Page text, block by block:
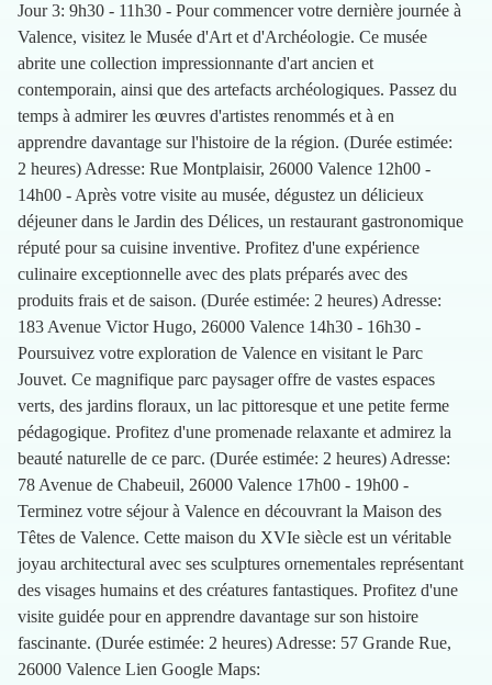
Jour 3: 9h30 - 11h30 - Pour commencer votre dernière journée à
Valence, visitez le Musée d'Art et d'Archéologie. Ce musée
abrite une collection impressionnante d'art ancien et
contemporain, ainsi que des artefacts archéologiques. Passez du
temps à admirer les œuvres d'artistes renommés et à en
apprendre davantage sur l'histoire de la région. (Durée estimée:
2 heures) Adresse: Rue Montplaisir, 26000 Valence 12h00 -
14h00 - Après votre visite au musée, dégustez un délicieux
déjeuner dans le Jardin des Délices, un restaurant gastronomique
réputé pour sa cuisine inventive. Profitez d'une expérience
culinaire exceptionnelle avec des plats préparés avec des
produits frais et de saison. (Durée estimée: 2 heures) Adresse:
183 Avenue Victor Hugo, 26000 Valence 14h30 - 16h30 -
Poursuivez votre exploration de Valence en visitant le Parc
Jouvet. Ce magnifique parc paysager offre de vastes espaces
verts, des jardins floraux, un lac pittoresque et une petite ferme
pédagogique. Profitez d'une promenade relaxante et admirez la
beauté naturelle de ce parc. (Durée estimée: 2 heures) Adresse:
78 Avenue de Chabeuil, 26000 Valence 17h00 - 19h00 -
Terminez votre séjour à Valence en découvrant la Maison des
Têtes de Valence. Cette maison du XVIe siècle est un véritable
joyau architectural avec ses sculptures ornementales représentant
des visages humains et des créatures fantastiques. Profitez d'une
visite guidée pour en apprendre davantage sur son histoire
fascinante. (Durée estimée: 2 heures) Adresse: 57 Grande Rue,
26000 Valence Lien Google Maps: